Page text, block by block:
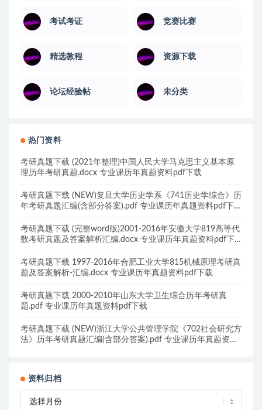
考试考证 竞赛比赛
精选教程 资源下载
论坛经验帖 未分类
热门资料
考研真题下载 (2021年整理)中国人民大学马克思主义基本原
理历年考研真题.docx 专业课历年真题资料pdf下载
考研真题下载 (NEW)复旦大学历史学系《741历史学综合》历
年考研真题汇编(含部分答案).pdf 专业课历年真题资料pdf下
考研真题下载 (完整word版)2001-2016年安徽大学819高等代
数考研真题及答案解析汇编.docx 专业课历年真题资料pdf下
考研真题下载 1997-2016年合肥工业大学815机械原理考研真
题及答案解析-汇编.docx 专业课历年真题资料pdf下载
考研真题下载 2000-2010年山东大学卫生综合历年考研真
题.pdf 专业课历年真题资料pdf下载
考研真题下载 (NEW)浙江大学公共管理学院《702社会研究方
法》历年考研真题汇编(含部分答案).pdf 专业课历年真题资料
资料归档